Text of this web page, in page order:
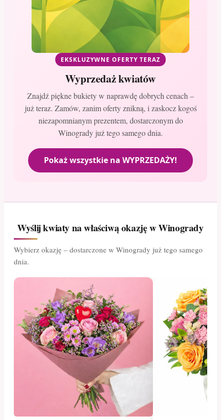
EKSKLUZYWNE OFERTY TERAZ
Wyprzedaż kwiatów
Znajdź piękne bukiety w naprawdę dobrych cenach –
już teraz. Zamów, zanim oferty znikną, i zaskocz kogoś
niezapomnianym prezentem, dostarczonym do
Winogrady już tego samego dnia.
Pokaż wszystkie na WYPRZEDAŻY!
Wyślij kwiaty na właściwą okazję w Winogrady
Wybierz okazję – dostarczone w Winogrady już tego samego
dnia.